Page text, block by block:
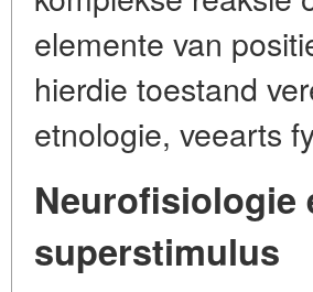
elemente van
hierdie toestand
etnologie, veearts
Neurofisiologie
superstimulus